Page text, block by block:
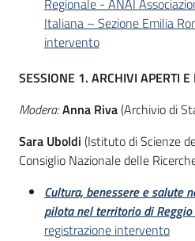
Regionale - ANAI
Italiana – Sezione Emilia
intervento
SESSIONE 1. ARCHIVI APERTI E
Modera:Anna Riva(Archivio di
Sara Uboldi (Istituto di Scienze
Consiglio Nazionale delle
Cultura, benessere e salute
pilota nel territorio di
registrazione intervento